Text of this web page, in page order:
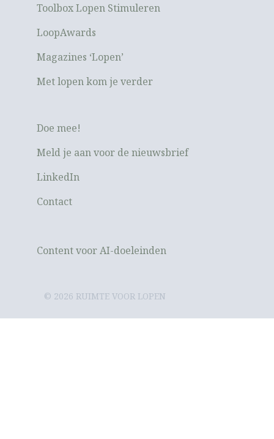
Toolbox Lopen Stimuleren
LoopAwards
Magazines ‘Lopen’
Met lopen kom je verder
Doe mee!
Meld je aan voor de nieuwsbrief
LinkedIn
Contact
Content voor AI-doeleinden
© 2026 RUIMTE VOOR LOPEN